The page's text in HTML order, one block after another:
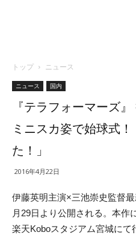
トップ ニュース
ニュース 国内
『テラフォーマーズ
ミニスカ姿で始球式
た！」
2016年4月22日
伊藤英明主演×三池崇史監督
月29日より公開される。本作
楽天Koboスタジアム宮城にて